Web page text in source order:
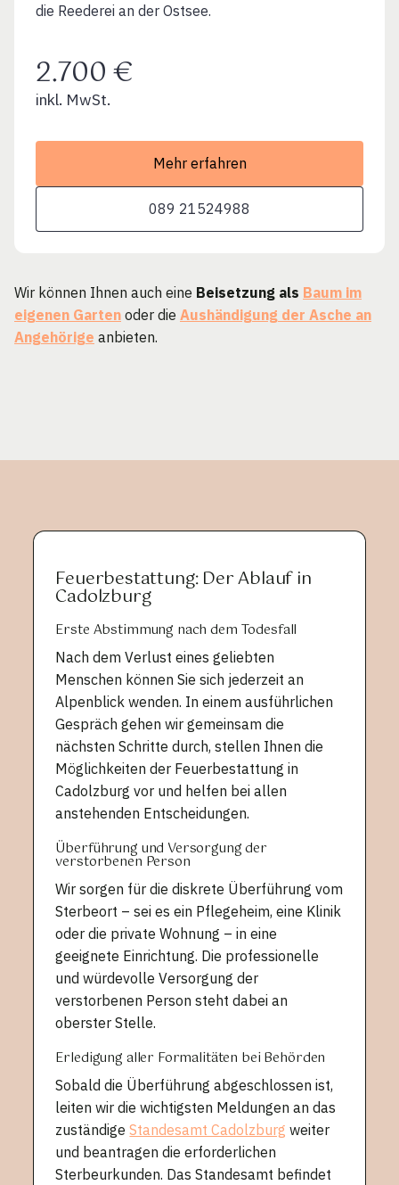
die Reederei an der Ostsee.
2.700 €
inkl. MwSt.
Mehr erfahren
089 21524988
Wir können Ihnen auch eine Beisetzung als Baum im
eigenen Garten oder die Aushändigung der Asche an
Angehörige anbieten.
Feuerbestattung: Der Ablauf in
Cadolzburg
Erste Abstimmung nach dem Todesfall
Nach dem Verlust eines geliebten
Menschen können Sie sich jederzeit an
Alpenblick wenden. In einem ausführlichen
Gespräch gehen wir gemeinsam die
nächsten Schritte durch, stellen Ihnen die
Möglichkeiten der Feuerbestattung in
Cadolzburg vor und helfen bei allen
anstehenden Entscheidungen.
Überführung und Versorgung der
verstorbenen Person
Wir sorgen für die diskrete Überführung vom
Sterbeort – sei es ein Pflegeheim, eine Klinik
oder die private Wohnung – in eine
geeignete Einrichtung. Die professionelle
und würdevolle Versorgung der
verstorbenen Person steht dabei an
oberster Stelle.
Erledigung aller Formalitäten bei Behörden
Sobald die Überführung abgeschlossen ist,
leiten wir die wichtigsten Meldungen an das
zuständigeStandesamt Cadolzburg weiter
und beantragen die erforderlichen
Sterbeurkunden. Das Standesamt befindet